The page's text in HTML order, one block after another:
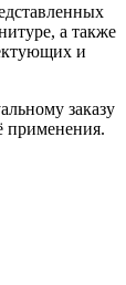
а также
и
заказу
применения.